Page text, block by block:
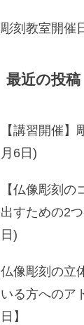
彫刻教室開催
最近の投稿
【講習開催
月6日)
【仏像彫刻
出すための2
日)
仏像彫刻の立
いる方へのア
日】